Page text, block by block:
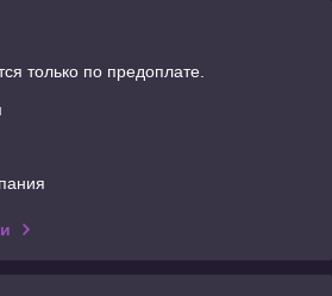
только по предоплате.